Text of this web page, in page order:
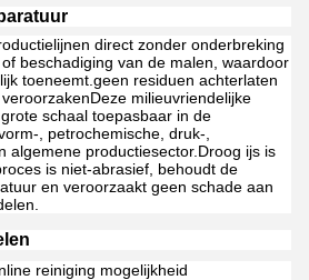
direct zonder onderbreking
beschadiging van de malen, waardoor
toeneemt.geen residuen achterlaten
milieuvriendelijke
schaal toepasbaar in de
, petrochemische, druk-,
algemene productiesector.Droog ijs is
is niet-abrasief, behoudt de
en veroorzaakt geen schade aan
reiniging mogelijkheid